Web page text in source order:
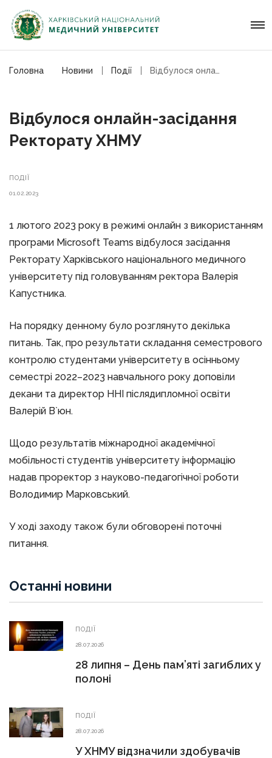
Головна Новини Події
Відбулося онлайн-засідання
Ректорату ХНМУ
ПОДІЇ
01.02.2023
1 лютого 2023 року в режимі онлайн з використанням
програми Microsoft Teams відбулося засідання
Ректорату Харківського національного медичного
університету під головуванням ректора Валерія
Капустника.
На порядку денному було розглянуто декілька
питань. Так, про результати складання семестрового
контролю студентами університету в осінньому
семестрі 2022–2023 навчального року доповіли
декани та директор ННІ післядипломної освіти
Валерій В`юн.
Щодо результатів міжнародної академічної
мобільності студентів університету інформацію
надав проректор з науково-педагогічної роботи
Володимир Марковський.
У ході заходу також були обговорені поточні
питання.
Останні новини
ПОДІЇ
28.07.2026
28 липня – День пам’яті загиблих у
полоні
ПОДІЇ
28.07.2026
У ХНМУ відзначили здобувачів